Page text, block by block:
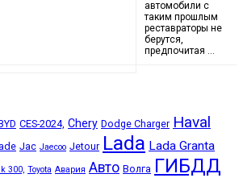
автомобили с
таким прошлым
реставраторы не
берутся,
предпочитая …
CES-2024, Chery Dodge Charger Haval
Jac Jaecoo Jetour Lada Lada Granta
300, Toyota Авария Авто Волга ГИБДД